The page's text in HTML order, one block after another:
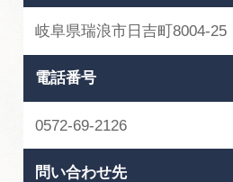
岐阜県瑞浪市日吉町8004-25
電話番号
0572-69-2126
問い合わせ先